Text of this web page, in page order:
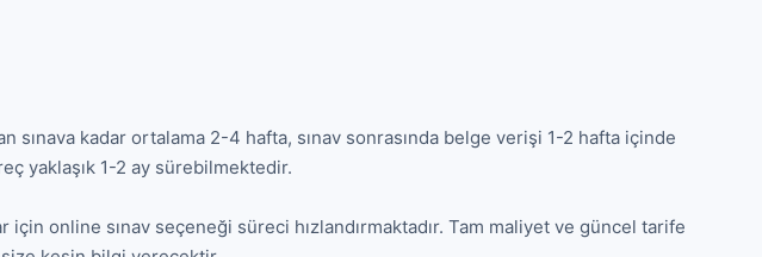
sınava kadar ortalama 2-4 hafta, sınav sonrasında belge verişi 1-2 hafta içinde
yaklaşık 1-2 ay sürebilmektedir.
için online sınav seçeneği süreci hızlandırmaktadır. Tam maliyet ve güncel tarife